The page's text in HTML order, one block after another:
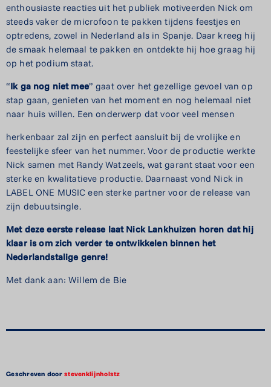
enthousiaste reacties uit het publiek motiveerden Nick om
steeds vaker de microfoon te pakken tijdens feestjes en
optredens, zowel in Nederland als in Spanje. Daar kreeg hij
de smaak helemaal te pakken en ontdekte hij hoe graag hij
op het podium staat.
“Ik ga nog niet mee” gaat over het gezellige gevoel van op
stap gaan, genieten van het moment en nog helemaal niet
naar huis willen. Een onderwerp dat voor veel mensen
herkenbaar zal zijn en perfect aansluit bij de vrolijke en
feestelijke sfeer van het nummer. Voor de productie werkte
Nick samen met Randy Watzeels, wat garant staat voor een
sterke en kwalitatieve productie. Daarnaast vond Nick in
LABEL ONE MUSIC een sterke partner voor de release van
zijn debuutsingle.
Met deze eerste release laat Nick Lankhuizen horen dat hij
klaar is om zich verder te ontwikkelen binnen het
Nederlandstalige genre!
Met dank aan: Willem de Bie
Geschreven doorstevenklijnholstz